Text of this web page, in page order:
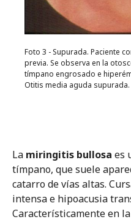
Foto 3 - Supurada. Paciente
previa. Se observa en la
tímpano engrosado e
Otitis media aguda supurada.
La miringitis bullosa es
tímpano, que suele
catarro de vías altas.
intensa e hipoacusia
Característicamente en